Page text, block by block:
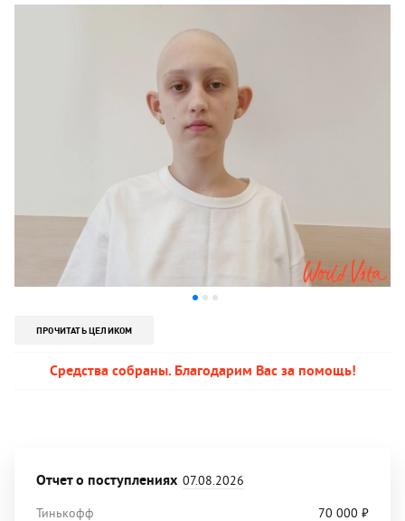
ПРОЧИТАТЬ ЦЕЛИКОМ
Средства собраны. Благодарим Вас за помощь!
Отчет о поступлениях 07.08.2026
Тинькофф
70 000 ₽